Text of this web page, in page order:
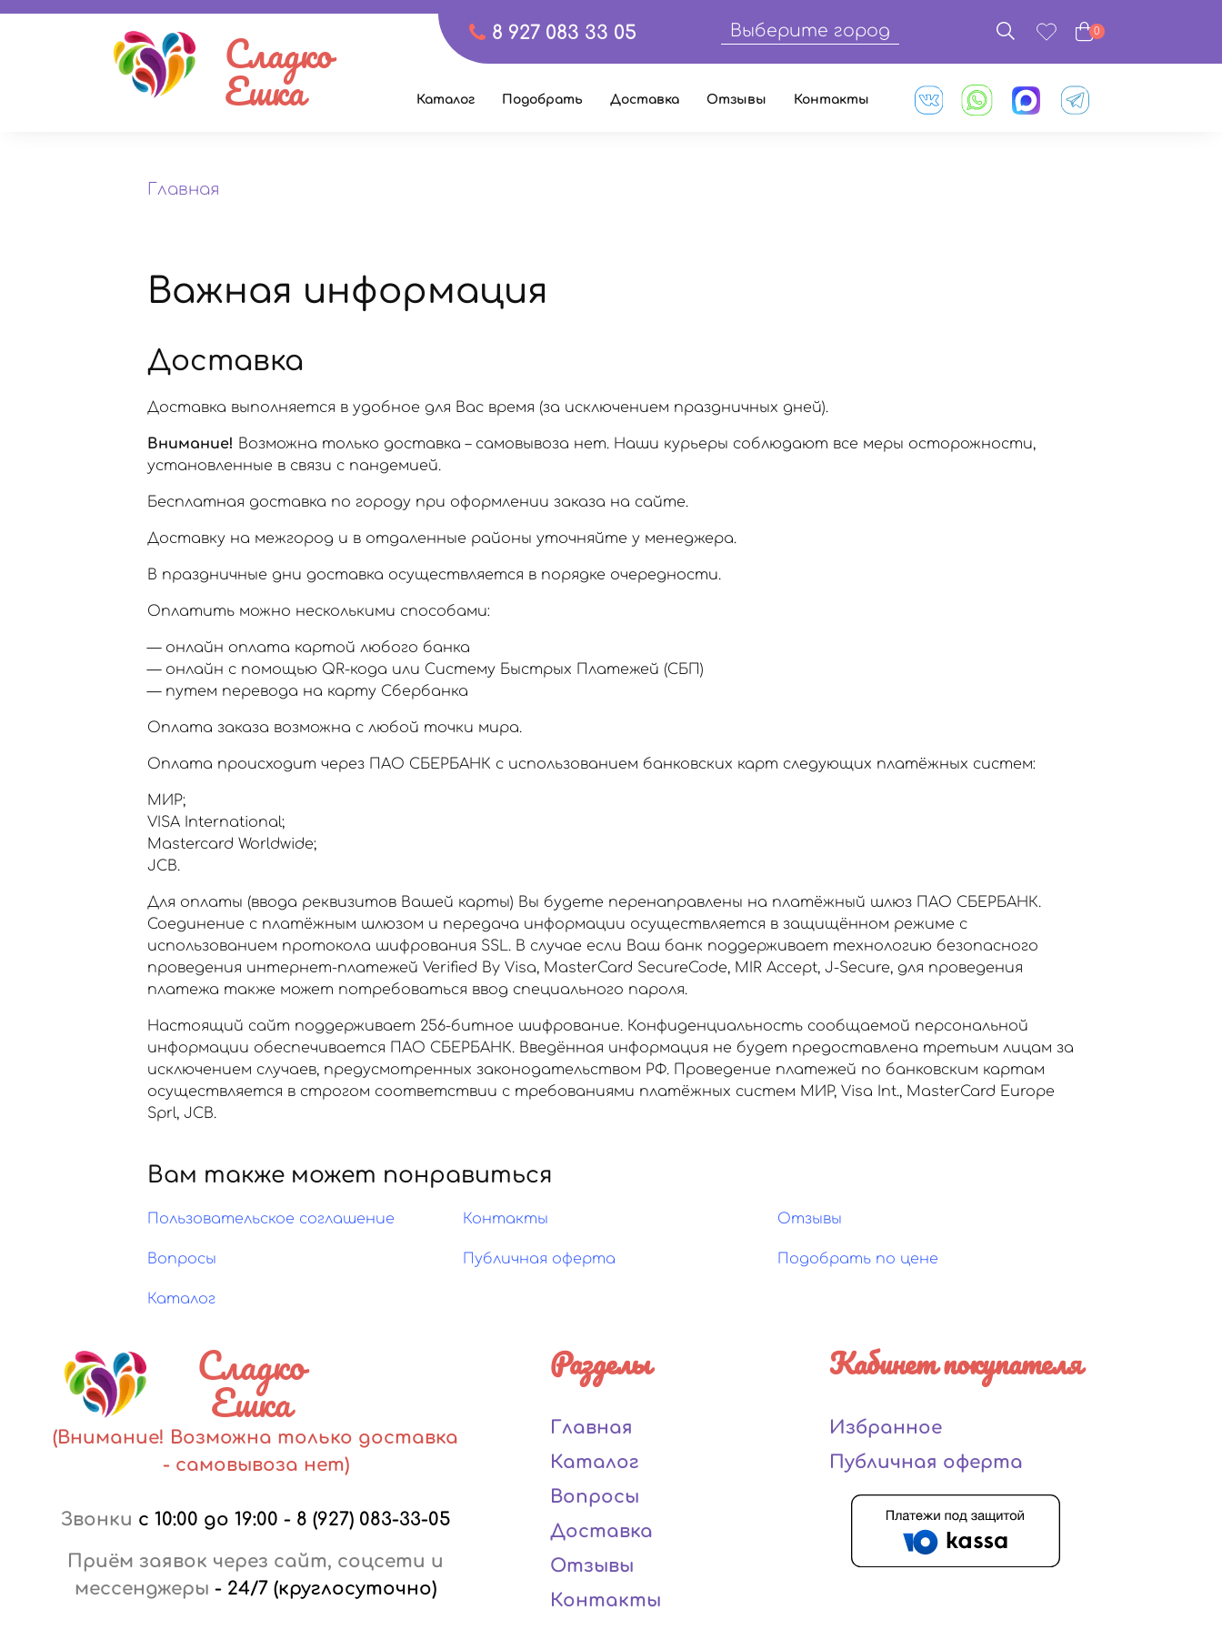
8 927 083 33 05 Выберите город 0
Сладко
Ешка Каталог Подобрать Доставка Отзывы Контакты
Главная
Важная информация
Доставка
Доставка выполняется в удобное для Вас время (за исключением праздничных дней).
Внимание! Возможна только доставка – самовывоза нет. Наши курьеры соблюдают все меры осторожности,
установленные в связи с пандемией.
Бесплатная доставка по городу при оформлении заказа на сайте.
Доставку на межгород и в отдаленные районы уточняйте у менеджера.
В праздничные дни доставка осуществляется в порядке очередности.
Оплатить можно несколькими способами:
— онлайн оплата картой любого банка
— онлайн с помощью QR-кода или Систему Быстрых Платежей (СБП)
— путем перевода на карту Сбербанка
Оплата заказа возможна с любой точки мира.
Оплата происходит через ПАО СБЕРБАНК с использованием банковских карт следующих платёжных систем:
МИР;
VISA International;
Mastercard Worldwide;
JCB.
Для оплаты (ввода реквизитов Вашей карты) Вы будете перенаправлены на платёжный шлюз ПАО СБЕРБАНК.
Соединение с платёжным шлюзом и передача информации осуществляется в защищённом режиме с
использованием протокола шифрования SSL. В случае если Ваш банк поддерживает технологию безопасного
проведения интернет-платежей Verified By Visa, MasterCard SecureCode, MIR Accept, J-Secure, для проведения
платежа также может потребоваться ввод специального пароля.
Настоящий сайт поддерживает 256-битное шифрование. Конфиденциальность сообщаемой персональной
информации обеспечивается ПАО СБЕРБАНК. Введённая информация не будет предоставлена третьим лицам за
исключением случаев, предусмотренных законодательством РФ. Проведение платежей по банковским картам
осуществляется в строгом соответствии с требованиями платёжных систем МИР, Visa Int., MasterCard Europe
Sprl, JCB.
Вам также может понравиться
Пользовательское соглашение Контакты Отзывы
Вопросы Публичная оферта Подобрать по цене
Каталог
Сладко
Ешка
(Внимание! Возможна только доставка
- самовывоза нет)
Звонки с 10:00 до 19:00 - 8 (927) 083-33-05
Приём заявок через сайт, соцсети и
мессенджеры - 24/7 (круглосуточно)
Разделы
Главная
Каталог
Вопросы
Доставка
Отзывы
Контакты
Кабинет покупателя
Избранное
Публичная оферта